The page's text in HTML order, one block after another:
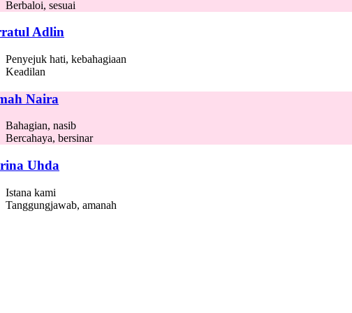
Berbaloi, sesuai
Adlin
Penyejuk hati, kebahagiaan
Keadilan
Naira
Bahagian, nasib
Bercahaya, bersinar
Uhda
Istana kami
Tanggungjawab, amanah